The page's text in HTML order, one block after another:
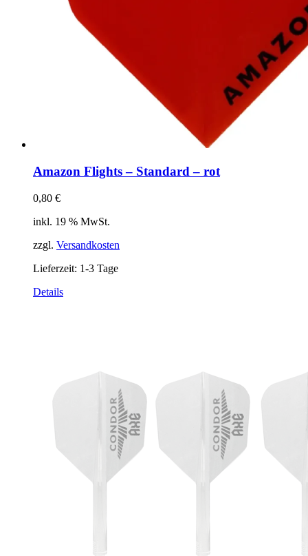
Amazon Flights – Standard – rot
0,80 €
inkl. 19 % MwSt.
zzgl. Versandkosten
Lieferzeit: 1-3 Tage
Details